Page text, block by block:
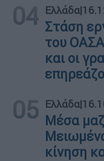
04 Ελλάδα|
Στάση
του
και οι
05 Ελλάδα|
Μέσα
κίνηση